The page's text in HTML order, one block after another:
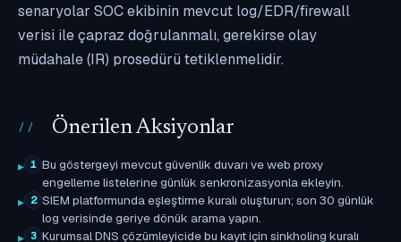
senaryolar SOC ekibinin mevcut log/EDR/firewall
verisi ile çapraz doğrulanmalı, gerekirse olay
müdahale (IR) prosedürü tetiklenmelidir.
Önerilen Aksiyonlar
1 Bu göstergeyi mevcut güvenlik duvarı ve web proxy
engelleme listelerine günlük senkronizasyonla ekleyin.
2 SIEM platformunda eşleştirme kuralı oluşturun; son 30 günlük
log verisinde geriye dönük arama yapın.
3 Kurumsal DNS çözümleyicide bu kayıt için sinkholing kuralı